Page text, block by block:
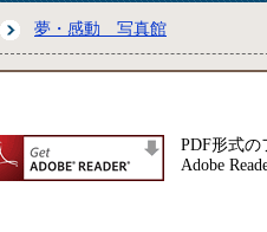
夢・感動 写真館
PDF形式の
Adobe